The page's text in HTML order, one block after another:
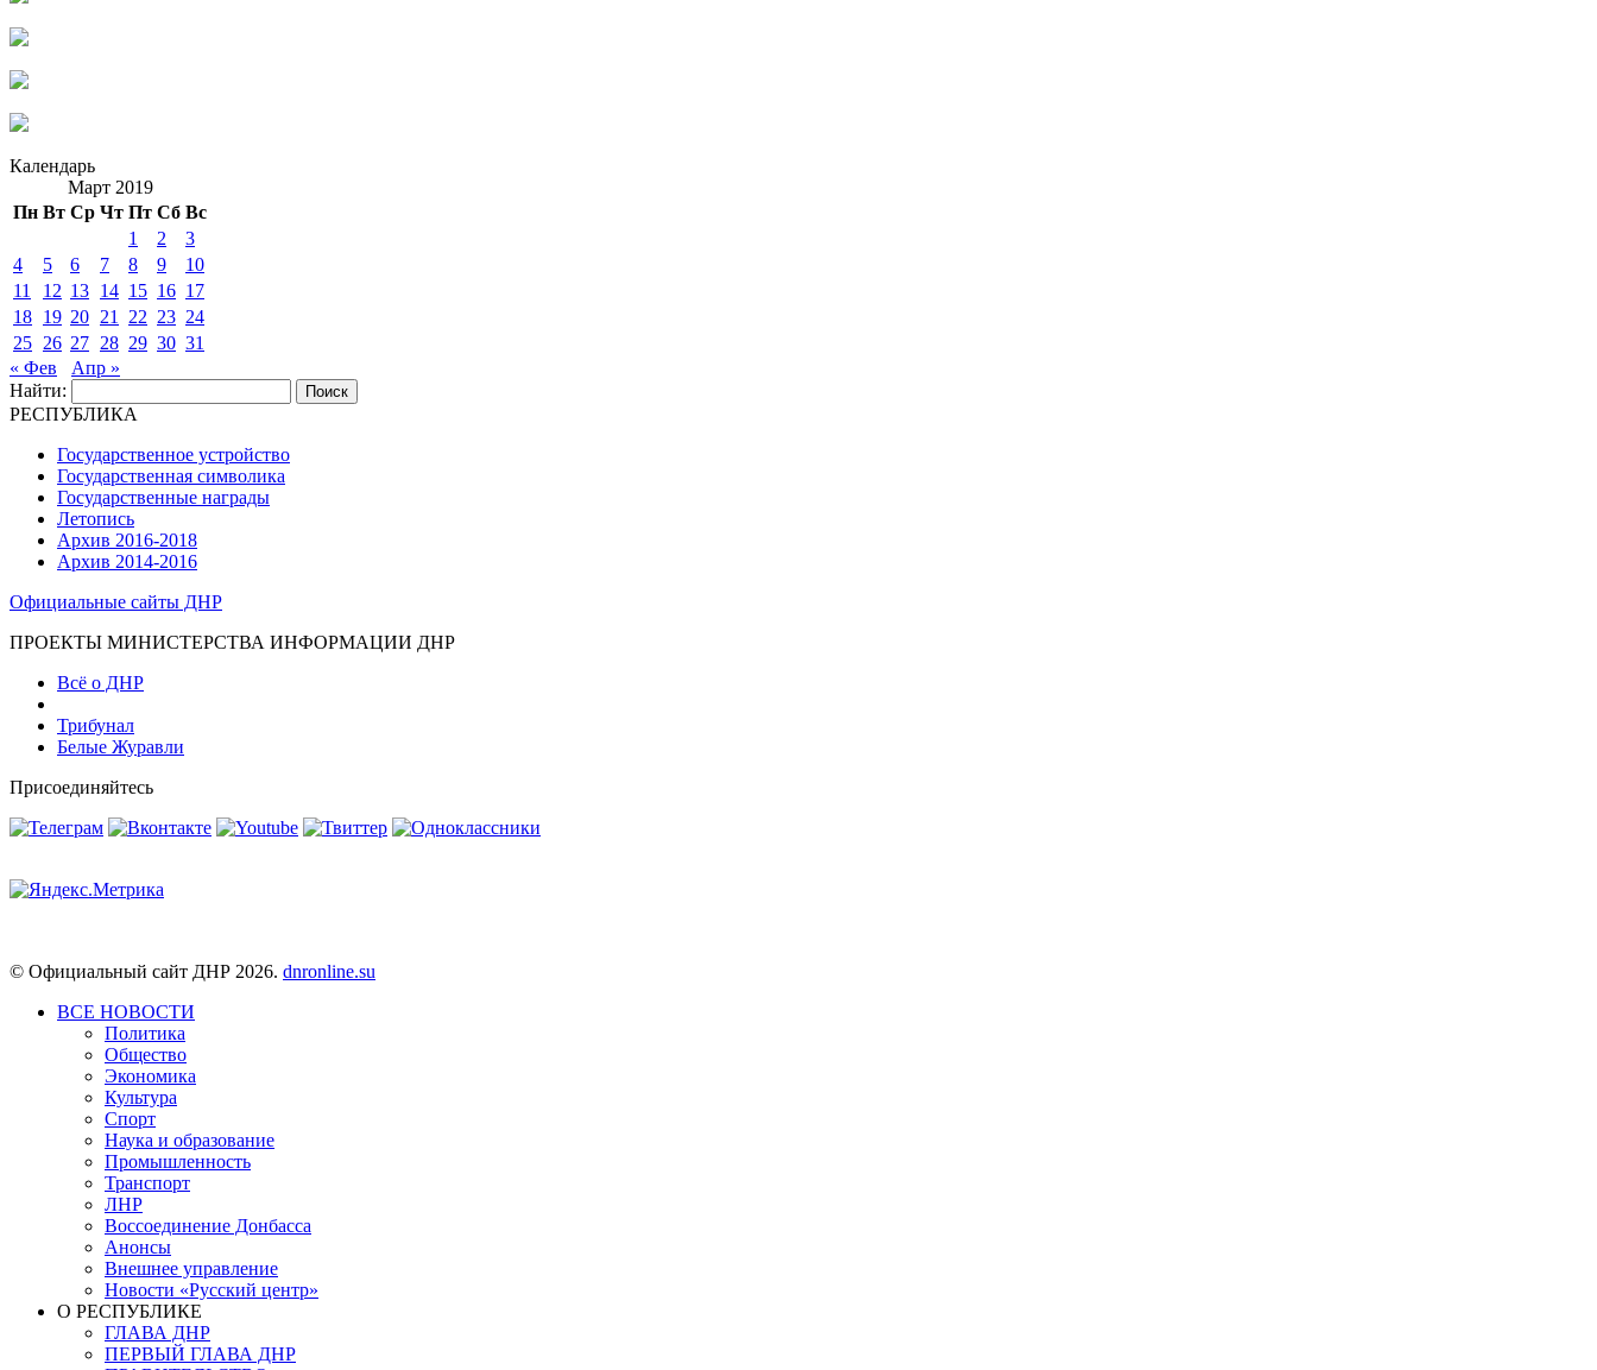
Календарь
Март 2019
Пн Вт Ср Чт Пт Сб Вс
1
2
3
4
5 6 7 8 9
10
11
12 13 14 15 16 17
18 19 20 21 22 23 24
25 26 27 28 29 30 31
« Фев
Апр »
Найти:
РЕСПУБЛИКА
Государственное устройство
Государственная символика
Государственные награды
Летопись
Архив 2016-2018
Архив 2014-2016
Официальные сайты ДНР
ПРОЕКТЫ МИНИСТЕРСТВА ИНФОРМАЦИИ ДНР
Всё о ДНР
Трибунал
Белые Журавли
Присоединяйтесь
© Официальный сайт ДНР 2026. dnronline.su
ВСЕ НОВОСТИ
Политика
Общество
Экономика
Культура
Спорт
Наука и образование
Промышленность
Транспорт
ЛНР
Воссоединение Донбасса
Анонсы
Внешнее управление
Новости «Русский центр»
О РЕСПУБЛИКЕ
ГЛАВА ДНР
ПЕРВЫЙ ГЛАВА ДНР